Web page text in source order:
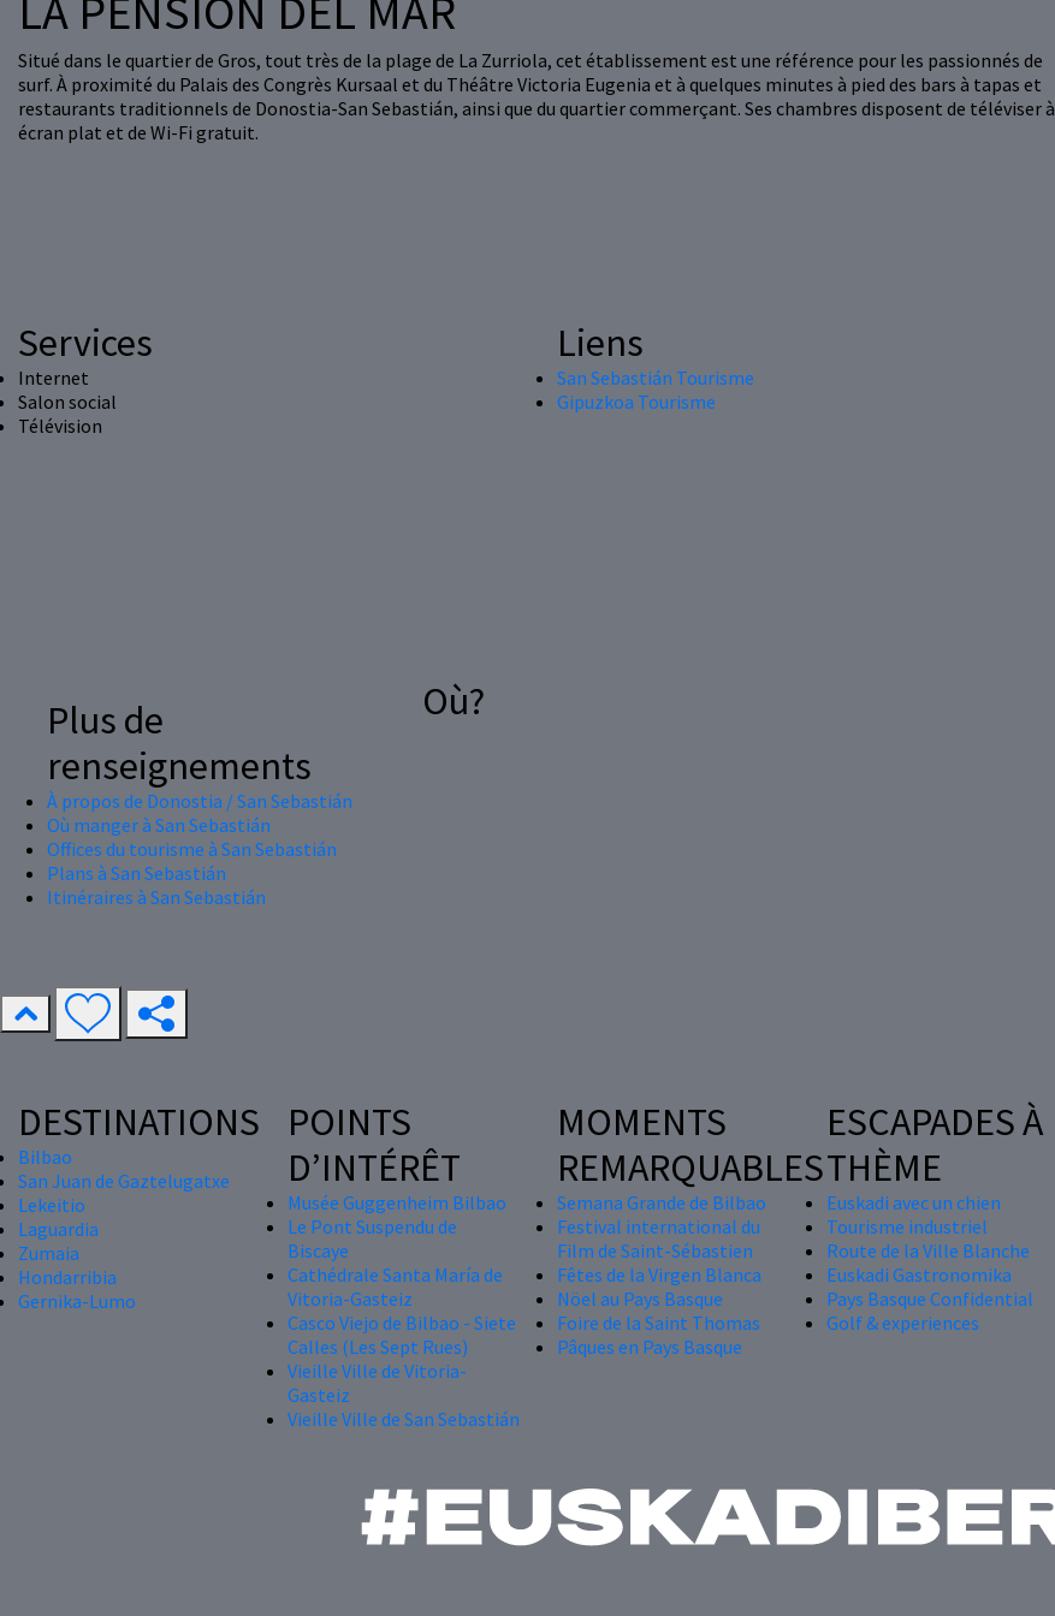
LA PENSION DEL MAR
Situé dans le quartier de Gros, tout très de la plage de La Zurriola, cet établissement est une référence pour les passionnés de
surf. À proximité du Palais des Congrès Kursaal et du Théâtre Victoria Eugenia et à quelques minutes à pied des bars à tapas et
restaurants traditionnels de Donostia-San Sebastián, ainsi que du quartier commerçant. Ses chambres disposent de téléviser à
écran plat et de Wi-Fi gratuit.
Services
Internet
Salon social
Télévision
Liens
San Sebastián Tourisme
Gipuzkoa Tourisme
Plus de
renseignements
À propos de Donostia / San Sebastián
Où manger à San Sebastián
Offices du tourisme à San Sebastián
Plans à San Sebastián
Itinéraires à San Sebastián
Où?
DESTINATIONS
Bilbao
San Juan de Gaztelugatxe
Lekeitio
Laguardia
Zumaia
Hondarribia
Gernika-Lumo
POINTS
D’INTÉRÊT
Musée Guggenheim Bilbao
Le Pont Suspendu de
Biscaye
Cathédrale Santa María de
Vitoria-Gasteiz
Casco Viejo de Bilbao - Siete
Calles (Les Sept Rues)
Vieille Ville de Vitoria-
Gasteiz
Vieille Ville de San Sebastián
MOMENTS
REMARQUABLES
Semana Grande de Bilbao
Festival international du
Film de Saint-Sébastien
Fêtes de la Virgen Blanca
Nöel au Pays Basque
Foire de la Saint Thomas
Pâques en Pays Basque
ESCAPADES À
THÈME
Euskadi avec un chien
Tourisme industriel
Route de la Ville Blanche
Euskadi Gastronomika
Pays Basque Confidential
Golf & experiences